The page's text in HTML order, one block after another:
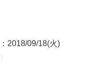
：2018/09/18(火)